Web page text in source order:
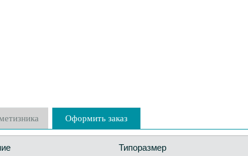
Оформить заказ
Типоразмер